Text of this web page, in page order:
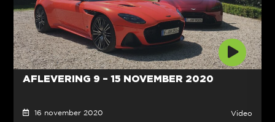
AFLEVERING 9 – 15 NOVEMBER 2020
16 november 2020 Video